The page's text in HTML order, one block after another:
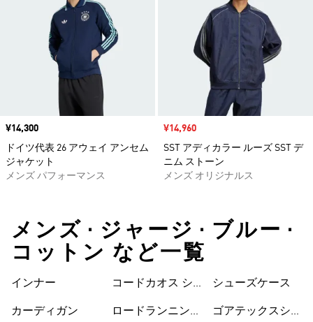
価格
¥14,300
ドイツ代表 26 アウェイ アンセム
ジャケット
メンズ パフォーマンス
セール価格
¥14,960
SST アディカラー ルーズ SST デ
ニム ストーン
メンズ オリジナルス
メンズ • ジャージ • ブルー •
コットン など一覧
インナー
カーディガン
コードカオス シ
ロードランニング
シューズケース
ゴアテックスシュ